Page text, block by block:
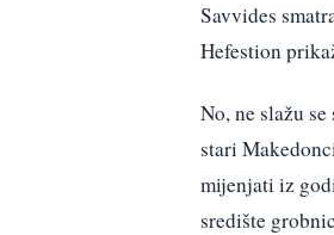
Savvides
Hefestion
No, ne slažu
stari
mijenjati iz
središte